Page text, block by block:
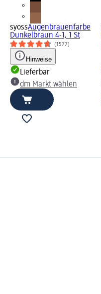
syossAugenbrauenfarbe
Dunkelbraun 4-1, 1 St
(1577)
Hinweise
Lieferbar
dm Markt wählen